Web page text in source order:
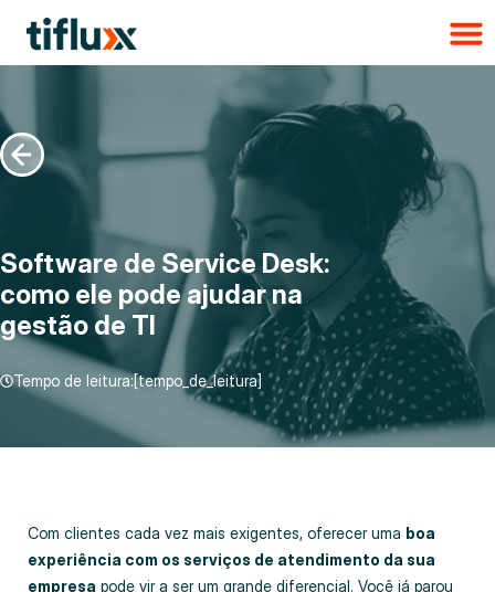
Software de Service Desk:
como ele pode ajudar na
gestão de TI
Tempo de leitura:[tempo_de_leitura]
Com clientes cada vez mais exigentes, oferecer uma boa
experiência com os serviços de atendimento da sua
empresa pode vir a ser um grande diferencial. Você já parou